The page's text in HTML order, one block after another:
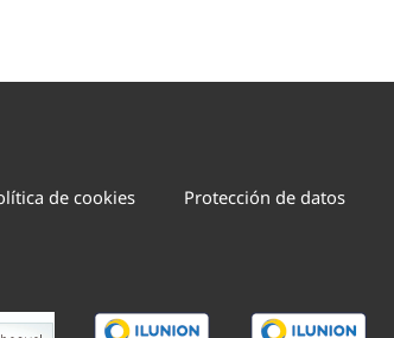
de cookies Protección de datos